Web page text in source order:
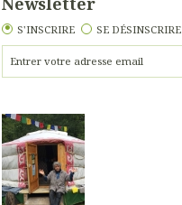
S'INSCRIRE SE DÉSINSCRIRE